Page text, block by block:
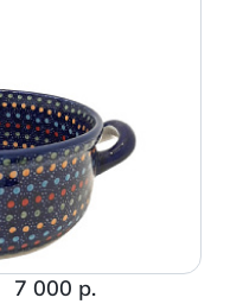
7 000 р.